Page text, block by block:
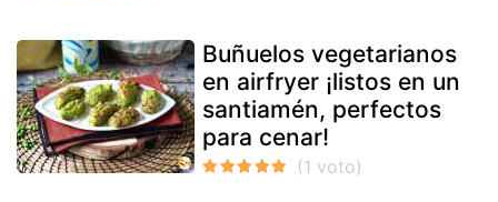
Buñuelos vegetarianos
en airfryer ¡listos en un
santiamén, perfectos
para cenar!